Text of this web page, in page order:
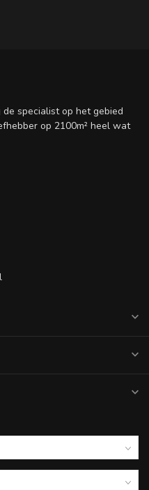
specialist op het gebied
op 2100m² heel wat